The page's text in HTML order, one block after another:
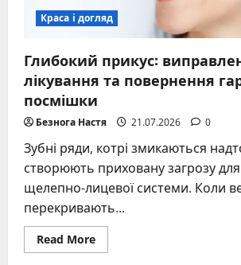
умовах
–
вичерпний
посібник
Краса і догляд
Глибокий прикус:
лікування та повернення
посмішки
Безнога Настя 21.07.2026 0
Зубні ряди, котрі змикаються
створюють приховану загрозу для
щелепно-лицевої системи. Коли
перекривають...
Read MoreRead
more